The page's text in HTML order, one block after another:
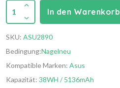
1 In den Warenkorb
SKU: ASU2890
Bedingung:Nagelneu
Kompatible Marken: Asus
Kapazität: 38WH / 5136mAh